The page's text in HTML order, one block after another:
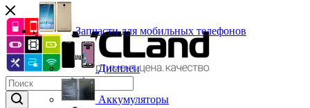
Запчасти для мобильных телефонов
Дисплеи
Аккумуляторы